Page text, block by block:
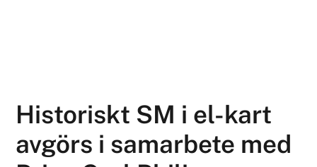
Historiskt SM i el-kart
avgörs i samarbete med